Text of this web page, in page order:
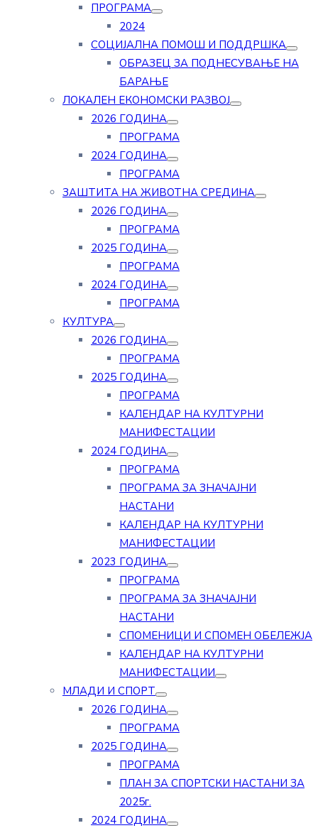
ПРОГРАМА
2024
СОЦИЈАЛНА ПОМОШ И ПОДДРШКА
ОБРАЗЕЦ ЗА ПОДНЕСУВАЊЕ НА
БАРАЊЕ
ЛОКАЛЕН ЕКОНОМСКИ РАЗВОЈ
2026 ГОДИНА
ПРОГРАМА
2024 ГОДИНА
ПРОГРАМА
ЗАШТИТА НА ЖИВОТНА СРЕДИНА
2026 ГОДИНА
ПРОГРАМА
2025 ГОДИНА
ПРОГРАМА
2024 ГОДИНА
ПРОГРАМА
КУЛТУРА
2026 ГОДИНА
ПРОГРАМА
2025 ГОДИНА
ПРОГРАМА
КАЛЕНДАР НА КУЛТУРНИ
МАНИФЕСТАЦИИ
2024 ГОДИНА
ПРОГРАМА
ПРОГРАМА ЗА ЗНАЧАЈНИ
НАСТАНИ
КАЛЕНДАР НА КУЛТУРНИ
МАНИФЕСТАЦИИ
2023 ГОДИНА
ПРОГРАМА
ПРОГРАМА ЗА ЗНАЧАЈНИ
НАСТАНИ
СПОМЕНИЦИ И СПОМЕН ОБЕЛЕЖЈА
КАЛЕНДАР НА КУЛТУРНИ
МАНИФЕСТАЦИИ
МЛАДИ И СПОРТ
2026 ГОДИНА
ПРОГРАМА
2025 ГОДИНА
ПРОГРАМА
ПЛАН ЗА СПОРТСКИ НАСТАНИ ЗА
2025г.
2024 ГОДИНА